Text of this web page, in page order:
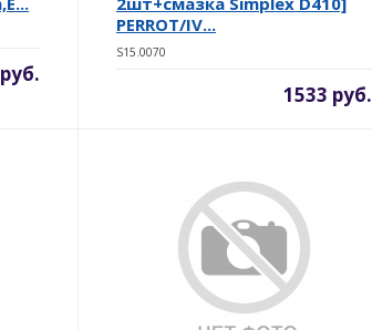
PERROT/IV...
S15.0070
1533 руб.